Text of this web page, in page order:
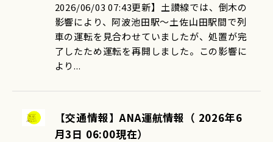
2026/06/03 07:43更新】土讃線では、倒木の
影響により、阿波池田駅～土佐山田駅間で列
車の運転を見合わせていましたが、処置が完
了したため運転を再開しました。この影響に
より...
【交通情報】ANA運航情報（ 2026年6
月3日 06:00現在）